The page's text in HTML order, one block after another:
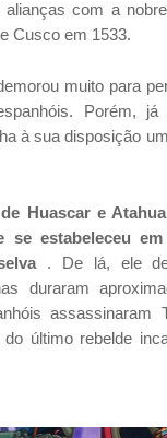
com a
Cusco em 1533.
muito para
Porém, já
à sua disposição
Huascar e
estabeleceu em
. De lá, ele
duraram
assassinaram
último rebelde